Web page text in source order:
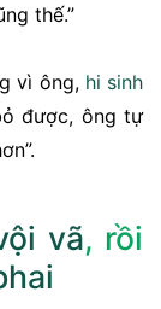
thế.”
vì ông, hi sinh
được, ông tự
vã, rồi